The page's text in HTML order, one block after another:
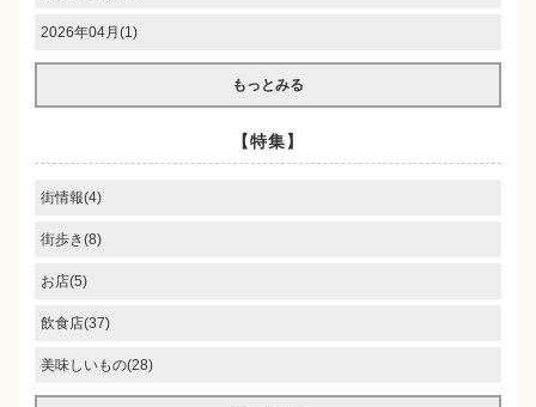
2026年04月(1)
もっとみる
【特集】
街情報(4)
街歩き(8)
お店(5)
飲食店(37)
美味しいもの(28)